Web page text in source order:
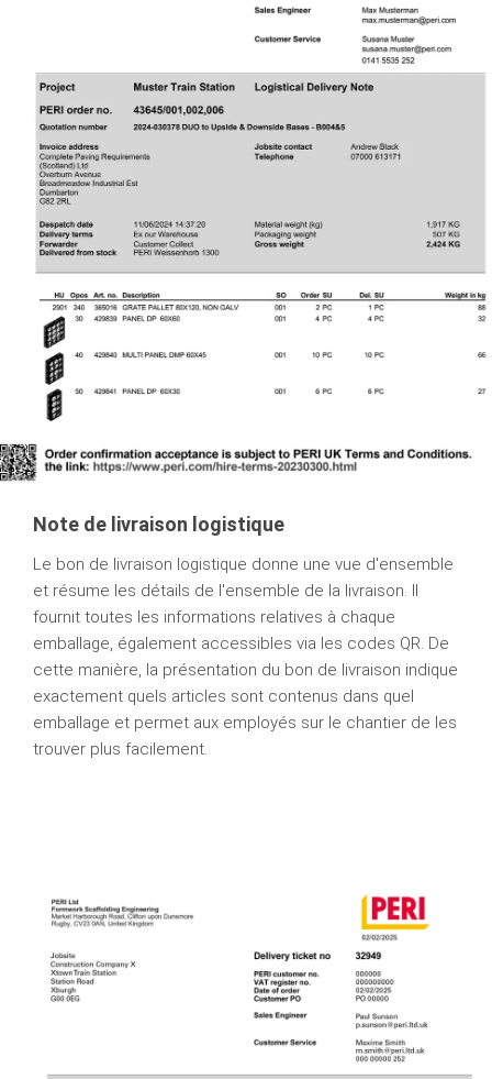
Note de livraison logistique
Le bon de livraison logistique donne une vue d'ensemble
et résume les détails de l'ensemble de la livraison. Il
fournit toutes les informations relatives à chaque
emballage, également accessibles via les codes QR. De
cette manière, la présentation du bon de livraison indique
exactement quels articles sont contenus dans quel
emballage et permet aux employés sur le chantier de les
trouver plus facilement.